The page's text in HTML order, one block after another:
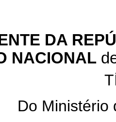
DA
NACIONAL
Do Ministério